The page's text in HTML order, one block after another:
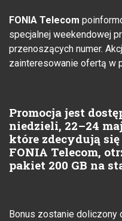
FONIA Telecom
specjalnej weekendowej
przenoszących numer.
zainteresowanie ofertą w
Promocja jest
niedzieli, 22–24
które zdecydują
FONIA Telecom,
pakiet 200 GB na
Bonus zostanie doliczony